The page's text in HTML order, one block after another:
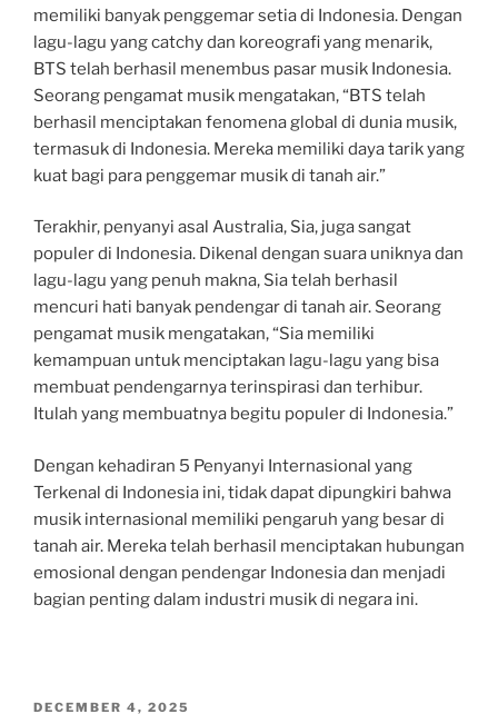
memiliki banyak penggemar setia di Indonesia. Dengan
lagu-lagu yang catchy dan koreografi yang menarik,
BTS telah berhasil menembus pasar musik Indonesia.
Seorang pengamat musik mengatakan, “BTS telah
berhasil menciptakan fenomena global di dunia musik,
termasuk di Indonesia. Mereka memiliki daya tarik yang
kuat bagi para penggemar musik di tanah air.”
Terakhir, penyanyi asal Australia, Sia, juga sangat
populer di Indonesia. Dikenal dengan suara uniknya dan
lagu-lagu yang penuh makna, Sia telah berhasil
mencuri hati banyak pendengar di tanah air. Seorang
pengamat musik mengatakan, “Sia memiliki
kemampuan untuk menciptakan lagu-lagu yang bisa
membuat pendengarnya terinspirasi dan terhibur.
Itulah yang membuatnya begitu populer di Indonesia.”
Dengan kehadiran 5 Penyanyi Internasional yang
Terkenal di Indonesia ini, tidak dapat dipungkiri bahwa
musik internasional memiliki pengaruh yang besar di
tanah air. Mereka telah berhasil menciptakan hubungan
emosional dengan pendengar Indonesia dan menjadi
bagian penting dalam industri musik di negara ini.
POSTED
DECEMBER 4, 2025